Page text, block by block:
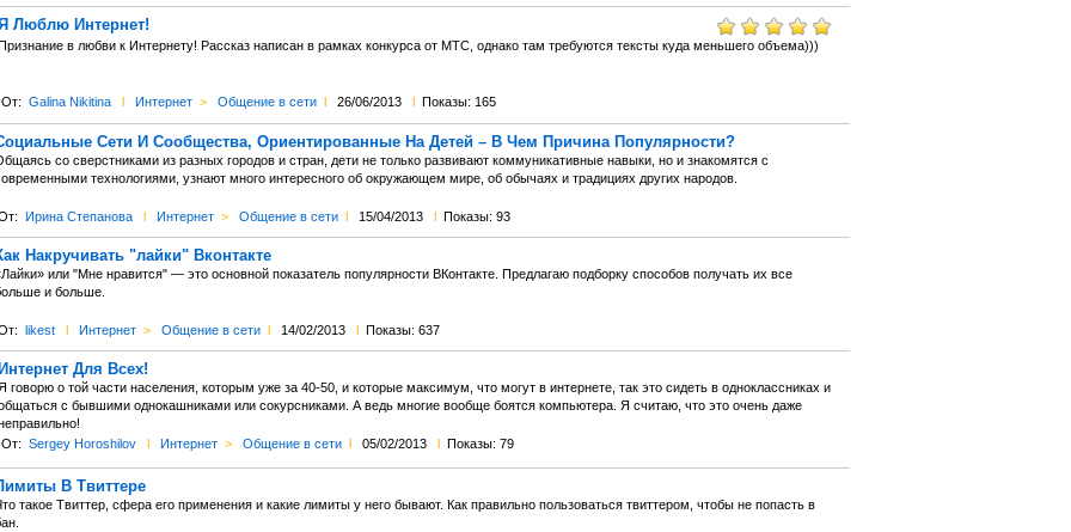
Люблю Интернет!
в любви к Интернету! Рассказ написан в рамках конкурса от МТС, однако там требуются тексты куда меньшего объема)))
От: Galina Nikitina l Интернет > Общение в сети l 26/06/2013 l Показы: 165
Сети И Сообщества, Ориентированные На Детей – В Чем Причина Популярности?
со сверстниками из разных городов и стран, дети не только развивают коммуникативные навыки, но и знакомятся с
технологиями, узнают много интересного об окружающем мире, об обычаях и традициях других народов.
Ирина Степанова l Интернет > Общение в сети l 15/04/2013 l Показы: 93
Накручивать "лайки" Вконтакте
или "Мне нравится" — это основной показатель популярности ВКонтакте. Предлагаю подборку способов получать их все
и больше.
likest l Интернет > Общение в сети l 14/02/2013 l Показы: 637
Для Всех!
говорю о той части населения, которым уже за 40-50, и которые максимум, что могут в интернете, так это сидеть в одноклассниках и
с бывшими однокашниками или сокурсниками. А ведь многие вообще боятся компьютера. Я считаю, что это очень даже
От: Sergey Horoshilov l Интернет > Общение в сети l 05/02/2013 l Показы: 79
В Твиттере
такое Твиттер, сфера его применения и какие лимиты у него бывают. Как правильно пользоваться твиттером, чтобы не попасть в